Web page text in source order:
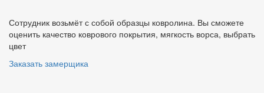
Сотрудник возьмёт с собой образцы ковролина. Вы сможете
оценить качество коврового покрытия, мягкость ворса, выбрать
цвет
Заказать замерщика